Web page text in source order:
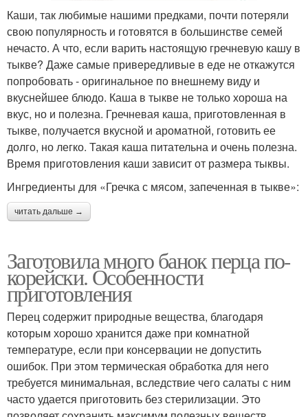
Каши, так любимые нашими предками, почти потеряли
свою популярность и готовятся в большинстве семей
нечасто. А что, если варить настоящую гречневую кашу в
тыкве? Даже самые привередливые в еде не откажутся
попробовать - оригинальное по внешнему виду и
вкуснейшее блюдо. Каша в тыкве не только хороша на
вкус, но и полезна. Гречневая каша, приготовленная в
тыкве, получается вкусной и ароматной, готовить ее
долго, но легко. Такая каша питательна и очень полезна.
Время приготовления каши зависит от размера тыквы.
Ингредиенты для «Гречка с мясом, запеченная в тыкве»:
читать дальше →
Заготовила много банок перца по-
корейски. Особенности
приготовления
Перец содержит природные вещества, благодаря
которым хорошо хранится даже при комнатной
температуре, если при консервации не допустить
ошибок. При этом термическая обработка для него
требуется минимальная, вследствие чего салаты с ним
часто удается приготовить без стерилизации. Это